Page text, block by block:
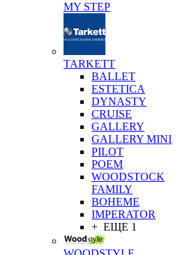
MY STEP
TARKETT
BALLET
ESTETICA
DYNASTY
CRUISE
GALLERY
GALLERY MINI
PILOT
POEM
WOODSTOCK
FAMILY
BOHEME
IMPERATOR
+ ЕЩЕ 1